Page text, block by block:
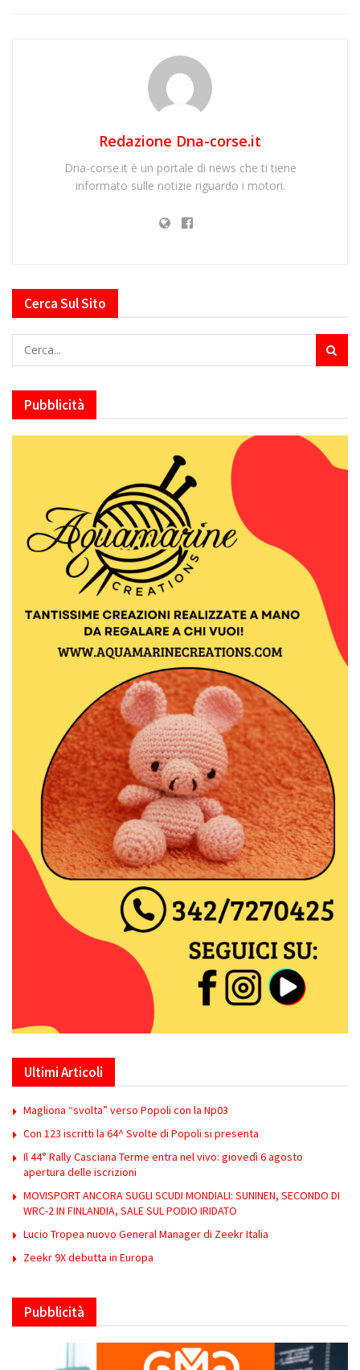
Redazione Dna-corse.it
Dna-corse.it è un portale di news che ti tiene
informato sulle notizie riguardo i motori.
Cerca Sul Sito
Pubblicità
Ultimi Articoli
Magliona “svolta” verso Popoli con la Np03
Con 123 iscritti la 64^ Svolte di Popoli si presenta
Il 44° Rally Casciana Terme entra nel vivo: giovedì 6 agosto
apertura delle iscrizioni
MOVISPORT ANCORA SUGLI SCUDI MONDIALI: SUNINEN, SECONDO DI
WRC-2 IN FINLANDIA, SALE SUL PODIO IRIDATO
Lucio Tropea nuovo General Manager di Zeekr Italia
Zeekr 9X debutta in Europa
Pubblicità